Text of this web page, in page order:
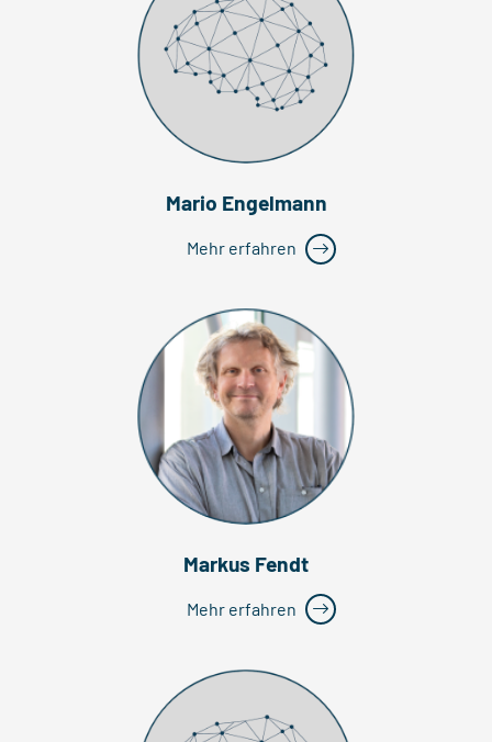
Mario Engelmann
Mehr erfahren
Markus Fendt
Mehr erfahren